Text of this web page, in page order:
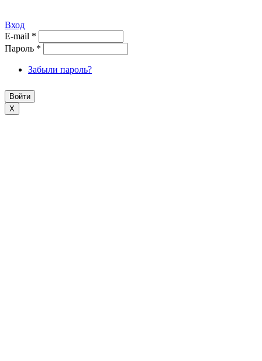
Вход
E-mail *
Пароль *
Забыли пароль?
X